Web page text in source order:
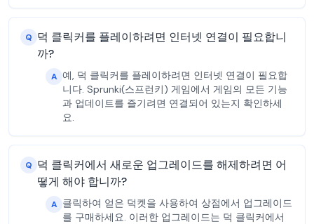
Q 덕 클릭커를 플레이하려면 인터넷 연결이 필요합니
까?
A 예, 덕 클릭커를 플레이하려면 인터넷 연결이 필요합
니다. Sprunki(스프런키) 게임에서 게임의 모든 기능
과 업데이트를 즐기려면 연결되어 있는지 확인하세
요.
Q 덕 클릭커에서 새로운 업그레이드를 해제하려면 어
떻게 해야 합니까?
A 클릭하여 얻은 덕켓을 사용하여 상점에서 업그레이드
를 구매하세요. 이러한 업그레이드는 덕 클릭커에서